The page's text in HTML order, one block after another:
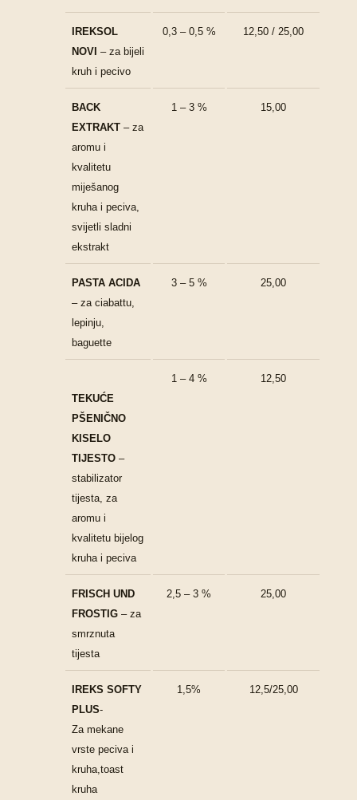
IREKSOL
NOVI – za bijeli
kruh i pecivo
0,3 – 0,5 % 12,50 / 25,00
BACK
EXTRAKT – za
aromu i
kvalitetu
miješanog
kruha i peciva,
svijetli sladni
ekstrakt
1 – 3 % 15,00
PASTA ACIDA
– za ciabattu,
lepinju,
baguette
3 – 5 % 25,00
TEKUĆE
PŠENIČNO
KISELO
TIJESTO –
stabilizator
tijesta, za
aromu i
kvalitetu bijelog
kruha i peciva
1 – 4 % 12,50
FRISCH UND
FROSTIG – za
smrznuta
tijesta
2,5 – 3 % 25,00
IREKS SOFTY
PLUS-
Za mekane
vrste peciva i
kruha,toast
kruha
1,5% 12,5/25,00